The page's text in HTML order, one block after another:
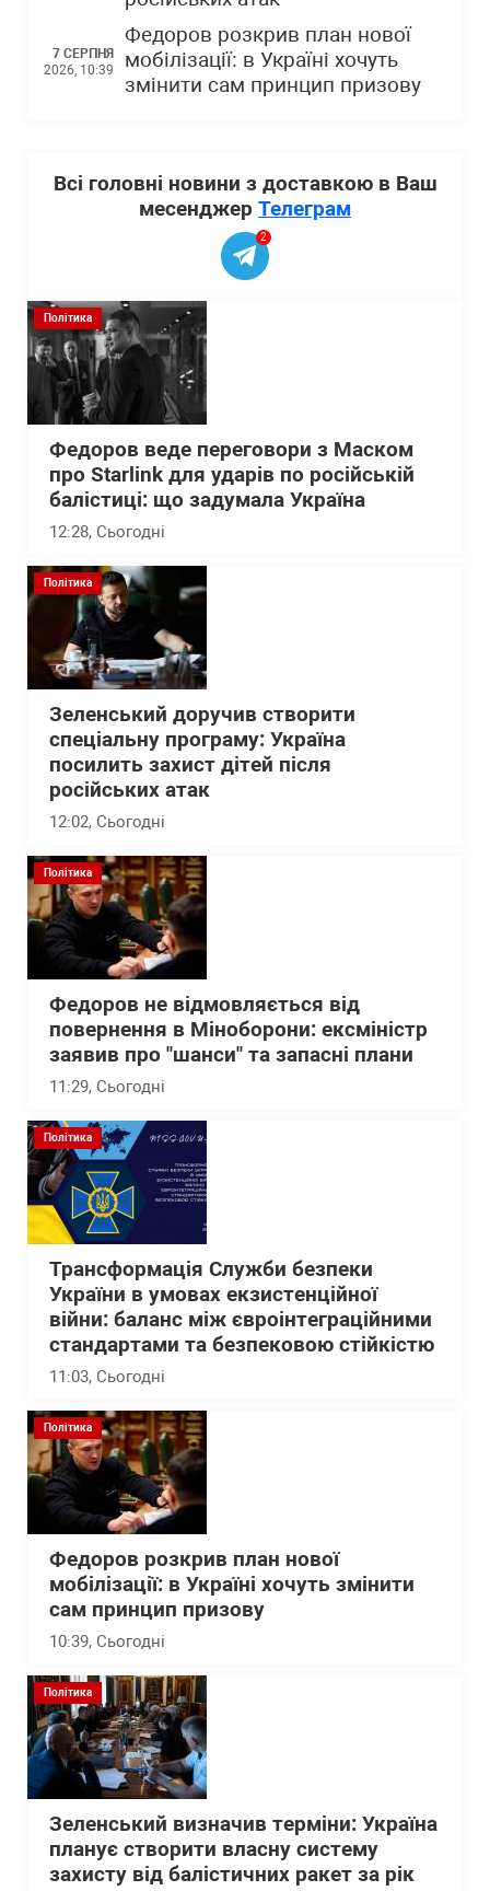
7 СЕРПНЯ
2026, 10:39
Федоров розкрив план нової
мобілізації: в Україні хочуть
змінити сам принцип призову
Всі головні новини з доставкою в Ваш
месенджер Телеграм
2
Політика
Федоров веде переговори з Маском
про Starlink для ударів по російській
балістиці: що задумала Україна
12:28, Сьогодні
Політика
Зеленський доручив створити
спеціальну програму: Україна
посилить захист дітей після
російських атак
12:02, Сьогодні
Політика
Федоров не відмовляється від
повернення в Міноборони: ексміністр
заявив про "шанси" та запасні плани
11:29, Сьогодні
Політика
Трансформація Служби безпеки
України в умовах екзистенційної
війни: баланс між євроінтеграційними
стандартами та безпековою стійкістю
11:03, Сьогодні
Політика
Федоров розкрив план нової
мобілізації: в Україні хочуть змінити
сам принцип призову
10:39, Сьогодні
Політика
Зеленський визначив терміни: Україна
планує створити власну систему
захисту від балістичних ракет за рік